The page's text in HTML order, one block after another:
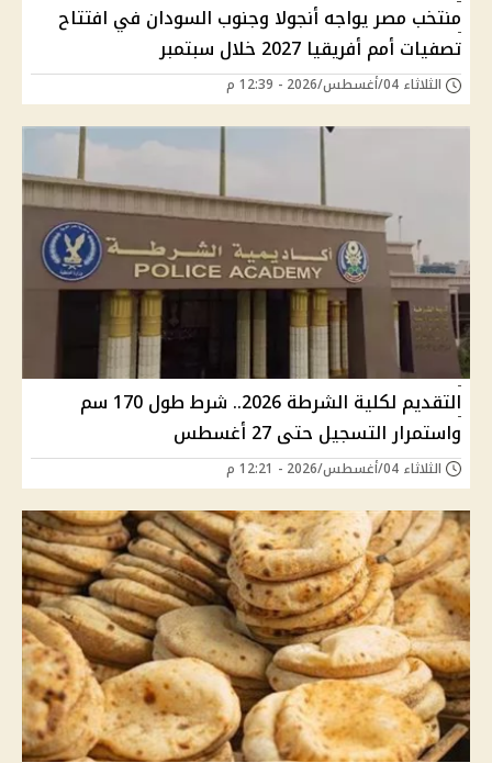
منتخب مصر يواجه أنجولا وجنوب السودان في افتتاح
تصفيات أمم أفريقيا 2027 خلال سبتمبر
الثلاثاء 04/أغسطس/2026 - 12:39 م
التقديم لكلية الشرطة 2026.. شرط طول 170 سم
واستمرار التسجيل حتى 27 أغسطس
الثلاثاء 04/أغسطس/2026 - 12:21 م